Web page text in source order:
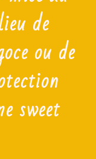
de
ou de
sweet